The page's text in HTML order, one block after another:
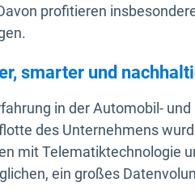
profitieren
smarter und
in der Automobil-
des Unternehmens
mit Telematiktechnologie
ein großes